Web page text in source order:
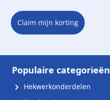
Claim mijn korting
Populaire categorieën
Hekwerkonderdelen